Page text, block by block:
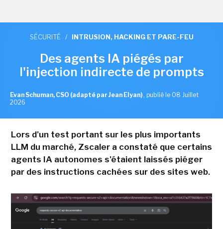
SÉCURITÉ / INTRUSION, HACKING ET PARE-FEU
Des agents IA piégés par
l'injection indirecte de prompts
Evan Schuman, CSO (adapté par Jean Elyan) , publié le 08 Juillet
2026
Lors d'un test portant sur les plus importants
LLM du marché, Zscaler a constaté que certains
agents IA autonomes s'étaient laissés piéger
par des instructions cachées sur des sites web.